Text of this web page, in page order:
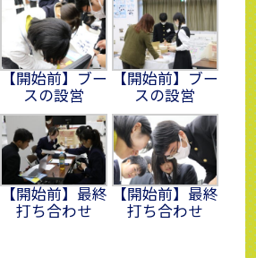
【開始前】ブー
スの設営
【開始前】ブー
スの設営
【開始前】最終
打ち合わせ
【開始前】最終
打ち合わせ